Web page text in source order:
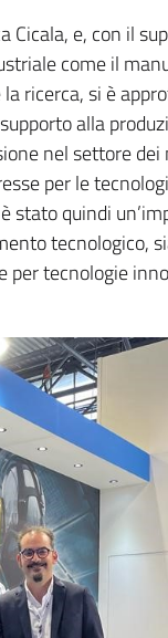
Cicala, e, con il
come il
ricerca, si è
alla
nel settore
per le
stato quindi
tecnologico,
per tecnologie